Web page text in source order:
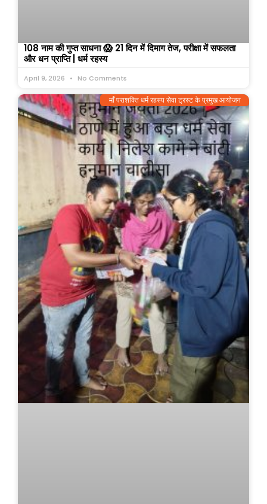
108 नाम की गुप्त साधना 😱 21 दिन में दिमाग तेज, परीक्षा में सफलता
और धन प्राप्ति | धर्म रहस्य
April 9, 2026 No Comments
माँ पराशक्ति धर्म रहस्य सेवा ट्रस्ट के प्रमुख आयोजन